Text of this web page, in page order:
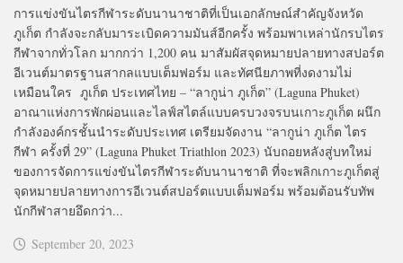
การแข่งขันไตรกีฬาระดับนานาชาติที่เป็นเอกลักษณ์สำคัญจังหวัด
ภูเก็ต กำลังจะกลับมาระเบิดความมันส์อีกครั้ง พร้อมพาเหล่านักรบไตร
กีฬาจากทั่วโลก มากกว่า 1,200 คน มาสัมผัสจุดหมายปลายทางสปอร์ต
อีเวนต์มาตรฐานสากลแบบเต็มฟอร์ม และทัศนียภาพที่งดงามไม่
เหมือนใคร ภูเก็ต ประเทศไทย – “ลากูน่า ภูเก็ต” (Laguna Phuket)
อาณาแห่งการพักผ่อนและไลฟ์สไตล์แบบครบวงจรบนเกาะภูเก็ต ผนึก
กำลังองค์กรชั้นนำระดับประเทศ เตรียมจัดงาน “ลากูน่า ภูเก็ต ไตร
กีฬา ครั้งที่ 29” (Laguna Phuket Triathlon 2023) นับถอยหลังสู่บทใหม่
ของการจัดการแข่งขันไตรกีฬาระดับนานาชาติ ที่จะพลิกเกาะภูเก็ตสู่
จุดหมายปลายทางการอีเวนต์สปอร์ตแบบเต็มฟอร์ม พร้อมต้อนรับทัพ
นักกีฬาสายอึดกว่า...
September 20, 2023